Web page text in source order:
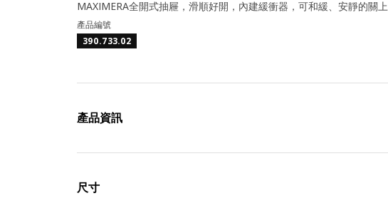
MAXIMERA全開式抽屜，滑順好開，內建緩衝器，可和緩、安靜的關上
產品編號
390.733.02
產品資訊
尺寸